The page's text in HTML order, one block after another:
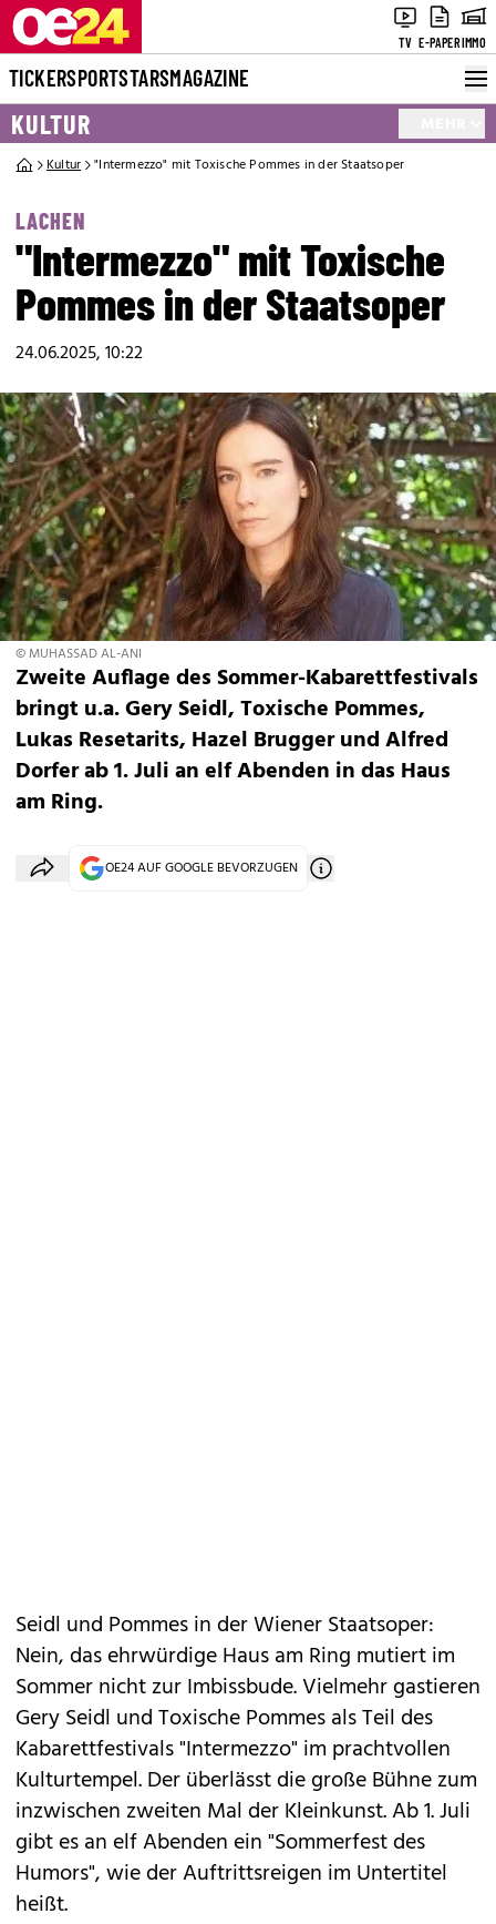
TV E-PAPERIMMO
TICKERSPORTSTARSMAGAZINE
KULTUR
Kultur "Intermezzo" mit Toxische Pommes in der Staatsoper
LACHEN
"Intermezzo" mit Toxische
Pommes in der Staatsoper
24.06.2025, 10:22
© MUHASSAD AL-ANI
Zweite Auflage des Sommer-Kabarettfestivals
bringt u.a. Gery Seidl, Toxische Pommes,
Lukas Resetarits, Hazel Brugger und Alfred
Dorfer ab 1. Juli an elf Abenden in das Haus
am Ring.
OE24 AUF GOOGLE BEVORZUGEN
Seidl und Pommes in der Wiener Staatsoper:
Nein, das ehrwürdige Haus am Ring mutiert im
Sommer nicht zur Imbissbude. Vielmehr gastieren
Gery Seidl und Toxische Pommes als Teil des
Kabarettfestivals "Intermezzo" im prachtvollen
Kulturtempel. Der überlässt die große Bühne zum
inzwischen zweiten Mal der Kleinkunst. Ab 1. Juli
gibt es an elf Abenden ein "Sommerfest des
Humors", wie der Auftrittsreigen im Untertitel
heißt.